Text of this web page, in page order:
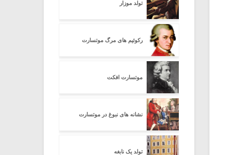
تولد موزار
رکوئیم های مرگ موتسارت
موتسارت افکت
نشانه های نبوغ در موتسارت
تولد یک نابغه